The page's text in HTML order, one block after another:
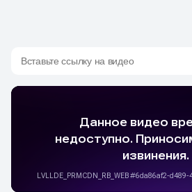
Вставьте ссылку на видео